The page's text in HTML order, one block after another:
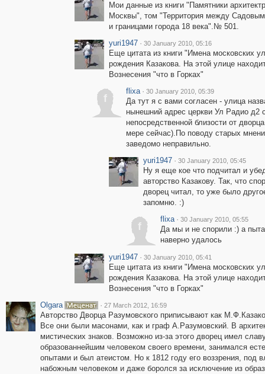
Мои данные из книги "Памятники
Москвы", том "Территория между
и границами города 18 века".№ 501.
yuri1947 · 30 January 2010, 05:16
Еще цитата из книги "Имена московских
рождения Казакова. На этой улице
Вознесения "что в Горках"
f
flixa · 30 January 2010, 05:39
Да тут я с вами согласен - улица
нынешний адрес церкви Ул Радио д2
непосредственной близости от
мере сейчас).По поводу старых
заведомо неправильно.
yuri1947 · 30 January 2010, 05:45
Ну я еще кое что подчитал и
авторство Казакову. Так, что
дворец читал, то уже было
запомню. :)
f
flixa · 30 January 2010, 05:55
Да мы и не спорили :) а
наверно удалось
yuri1947 · 30 January 2010, 05:41
Еще цитата из книги "Имена московских
рождения Казакова. На этой улице
Вознесения "что в Горках"
Olgara
· 27 March 2012, 16:59
Авторство Дворца Разумовского приписывают как
Все они были масонами, как и граф А.Разумовский. В
мистических знаков. Возможно из-за этого дворец имел
образованнейшим человеком своего времени, занимался
опытами и был атеистом. Но к 1812 году его воззрения, под
набожным человеком и даже боролся за исключение из